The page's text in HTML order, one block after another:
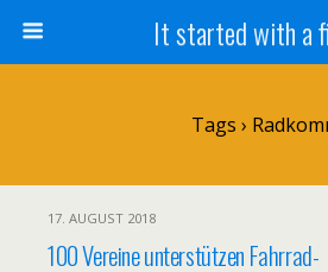
It started with a
Tags ›
17. AUGUST 2018
100 Vereine unterstützen Fahrrad-